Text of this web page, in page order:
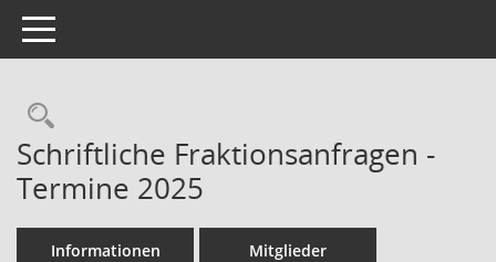
Toggle navigation
Rechercheauswahl
Schriftliche Fraktionsanfragen -
Termine 2025
Informationen Mitglieder